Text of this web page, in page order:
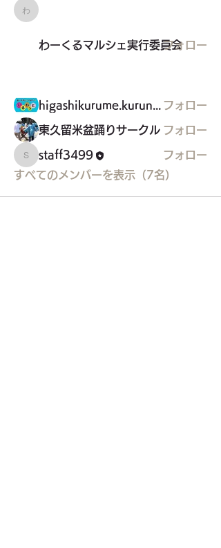
わーくるマルシェ実行委員会
わーくるマルシェ実行委員会フォロー
フォロー
東久留米盆踊りサークル フォロー
staff3499
staff3499
フォロー
すべてのメンバーを表示（7名）